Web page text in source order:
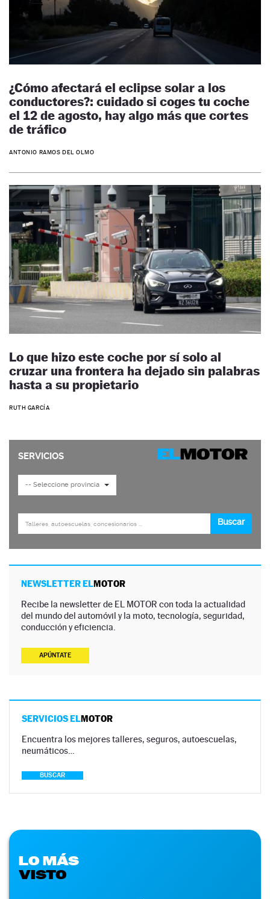
¿Cómo afectará el eclipse solar a los
conductores?: cuidado si coges tu coche
el 12 de agosto, hay algo más que cortes
de tráfico
ANTONIO RAMOS DEL OLMO
Lo que hizo este coche por sí solo al
cruzar una frontera ha dejado sin palabras
hasta a su propietario
RUTH GARCÍA
NEWSLETTER ELMOTOR
Recibe la newsletter de EL MOTOR con toda la actualidad
del mundo del automóvil y la moto, tecnología, seguridad,
conducción y eficiencia.
APÚNTATE
SERVICIOS ELMOTOR
Encuentra los mejores talleres, seguros, autoescuelas,
neumáticos…
BUSCAR
LO MÁS
VISTO